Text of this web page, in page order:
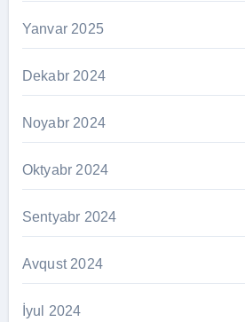
Yanvar 2025
Dekabr 2024
Noyabr 2024
Oktyabr 2024
Sentyabr 2024
Avqust 2024
İyul 2024